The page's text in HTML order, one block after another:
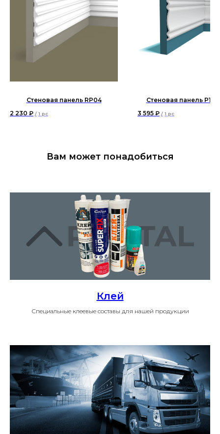
Стеновая панель RP04
2 230 ₽ / 1 pc
Стеновая панель
3 595 ₽ / 1 pc
Вам может понадобиться
Клей
Специальные клеевые составы для нашей продукции